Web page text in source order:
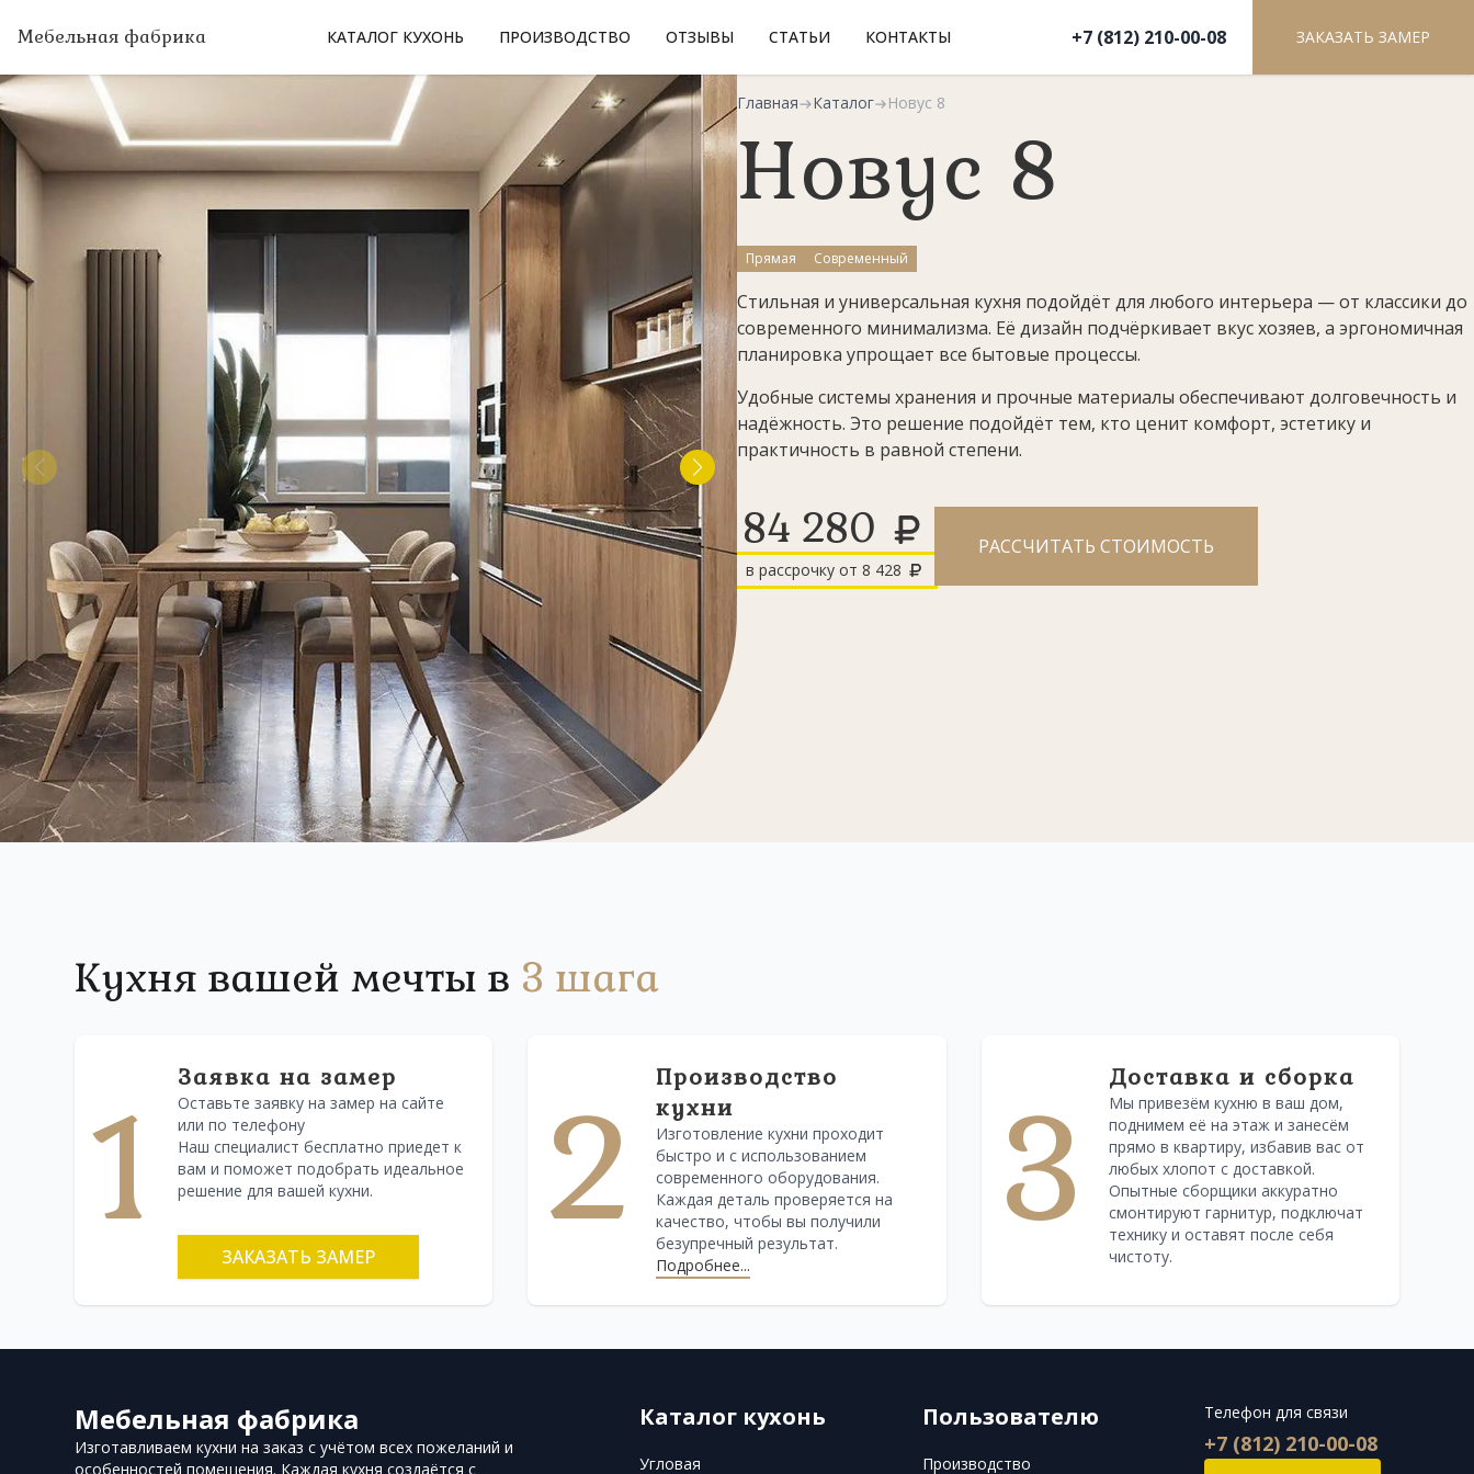
Мебельная фабрика КАТАЛОГ КУХОНЬ ПРОИЗВОДСТВО ОТЗЫВЫ СТАТЬИ КОНТАКТЫ +7 (812) 210-00-08 ЗАКАЗАТЬ ЗАМЕР
Главная Каталог Новус 8
Новус 8
Прямая Современный
Стильная и универсальная кухня подойдёт для любого интерьера — от классики до
современного минимализма. Её дизайн подчёркивает вкус хозяев, а эргономичная
планировка упрощает все бытовые процессы.
Удобные системы хранения и прочные материалы обеспечивают долговечность и
надёжность. Это решение подойдёт тем, кто ценит комфорт, эстетику и
практичность в равной степени.
84 280
в рассрочку от 8 428
РАССЧИТАТЬ СТОИМОСТЬ
Кухня вашей мечты в 3 шага
1
Заявка на замер
Оставьте заявку на замер на сайте
или по телефону
Наш специалист бесплатно приедет к
вам и поможет подобрать идеальное
решение для вашей кухни.
ЗАКАЗАТЬ ЗАМЕР 2
Производство
кухни
Изготовление кухни проходит
быстро и с использованием
современного оборудования.
Каждая деталь проверяется на
качество, чтобы вы получили
безупречный результат.
Подробнее...
3
Доставка и сборка
Мы привезём кухню в ваш дом,
поднимем её на этаж и занесём
прямо в квартиру, избавив вас от
любых хлопот с доставкой.
Опытные сборщики аккуратно
смонтируют гарнитур, подключат
технику и оставят после себя
чистоту.
Мебельная фабрика
Изготавливаем кухни на заказ с учётом всех пожеланий и
особенностей помещения. Каждая кухня создаётся с
Каталог кухонь
Угловая
Пользователю
Производство
Телефон для связи
+7 (812) 210-00-08